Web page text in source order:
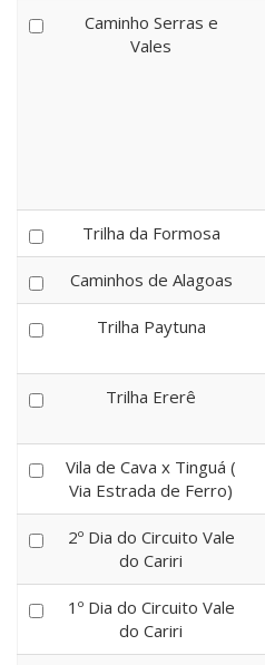
Caminho Serras e
Vales
Trilha da Formosa
Caminhos de Alagoas
Trilha Paytuna
Trilha Ererê
Vila de Cava x Tinguá (
Via Estrada de Ferro)
2º Dia do Circuito Vale
do Cariri
1º Dia do Circuito Vale
do Cariri